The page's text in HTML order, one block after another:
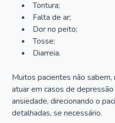
Tontura;
Falta de ar;
Dor no peito;
Tosse;
Diarreia.
Muitos pacientes não
atuar em casos de
ansiedade, direcionando o
detalhadas, se necessário.